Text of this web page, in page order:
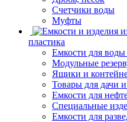
Счетчики воды
Муфты
пластика
Емкости для
Модульные
Ящики и
Товары для дачи и
Емкости для
Специальные
Емкости для